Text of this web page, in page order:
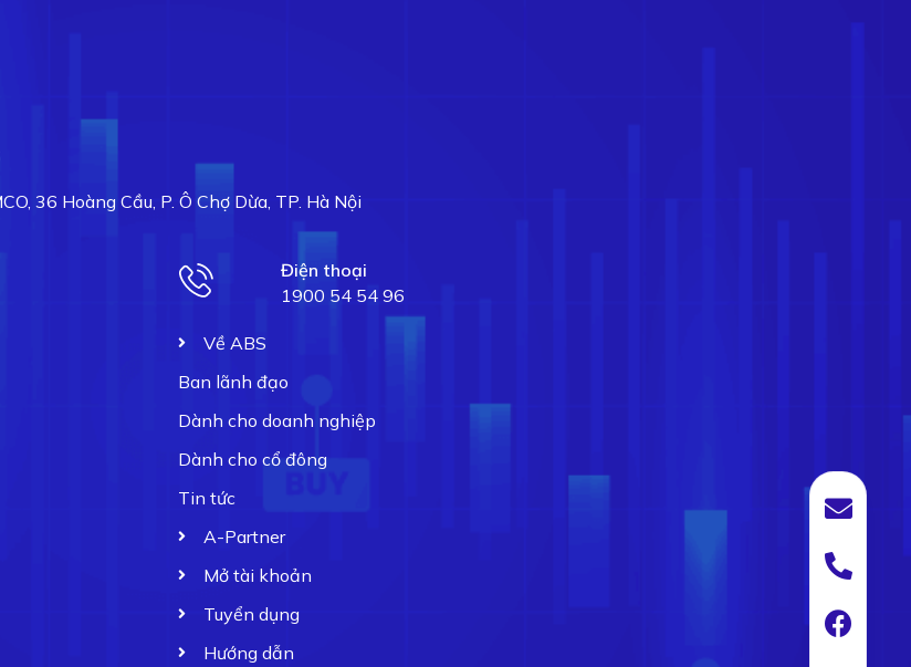
36 Hoàng Cầu, P. Ô Chợ Dừa, TP. Hà Nội
Điện thoại
1900 54 54 96
Về ABS
Ban lãnh đạo
Dành cho doanh nghiệp
Dành cho cổ đông
Tin tức
A-Partner
Mở tài khoản
Tuyển dụng
Hướng dẫn